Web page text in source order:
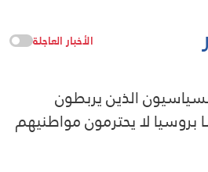
الأخبار العاجلة
الذين يربطون
لا يحترمون مواطنيهم